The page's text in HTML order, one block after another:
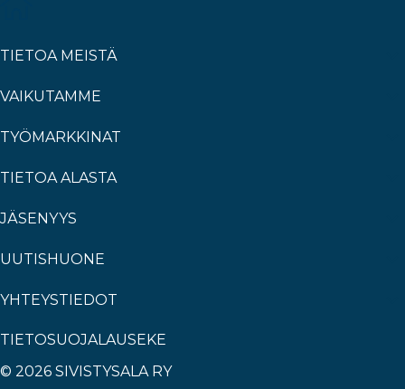
TIETOA MEISTÄ
VAIKUTAMME
TYÖMARKKINAT
TIETOA ALASTA
JÄSENYYS
UUTISHUONE
YHTEYSTIEDOT
TIETOSUOJALAUSEKE
© 2026 SIVISTYSALA RY